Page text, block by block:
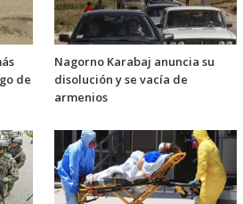
de
Nagorno Karabaj anuncia su
disolución y se vacía de
armenios